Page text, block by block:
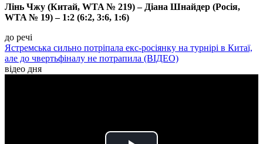
Лінь Чжу (Китай, WTA № 219) – Діана Шнайдер (Росія,
WTA № 19) – 1:2 (6:2, 3:6, 1:6)
до речі
Ястремська сильно потріпала екс-росіянку на турнірі в Китаї,
але до чвертьфіналу не потрапила (ВІДЕО)
відео дня